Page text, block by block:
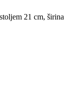
21 cm,